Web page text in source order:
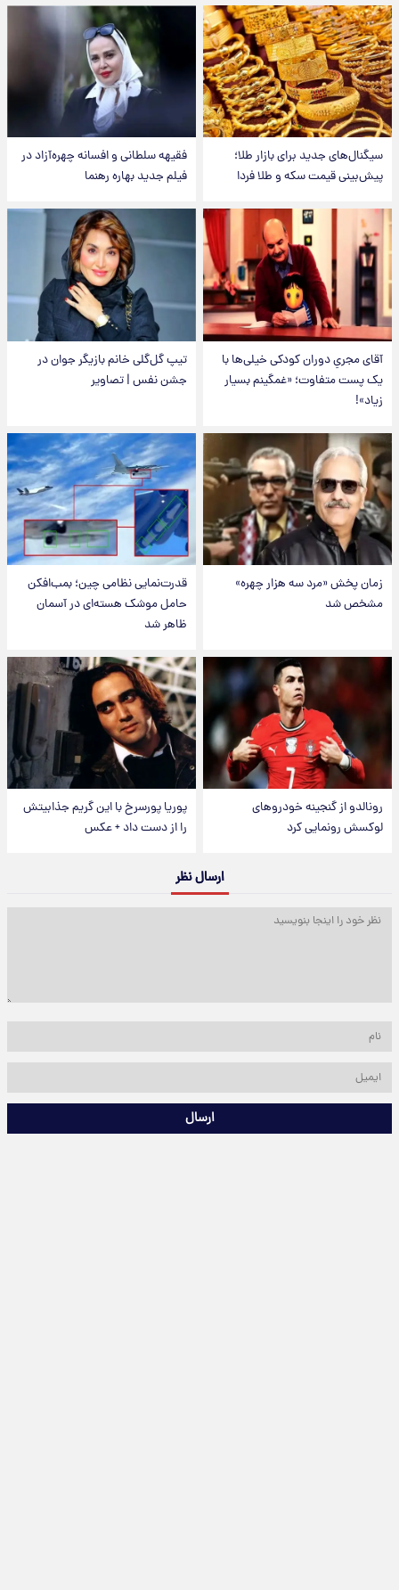
سیگنال‌های جدید برای بازار طلا؛
پیش‌بینی قیمت سکه و طلا فردا
فقیهه سلطانی و افسانه چهره‌آزاد در
فیلم جدید بهاره رهنما
آقای مجریِ دوران کودکی خیلی‌ها با
یک پست متفاوت؛ «غمگینم بسیار
زیاد»!
تیپ گل‌گلی خانم بازیگر جوان در
جشن نفس | تصاویر
زمان پخش «مرد سه هزار چهره»
مشخص شد
قدرت‌نمایی نظامی چین؛ بمب‌افکن
حامل موشک هسته‌ای در آسمان
ظاهر شد
رونالدو از گنجینه خودروهای
لوکسش رونمایی کرد
پوریا پورسرخ با این گریم جذابیتش
را از دست داد + عکس
ارسال نظر
ارسال